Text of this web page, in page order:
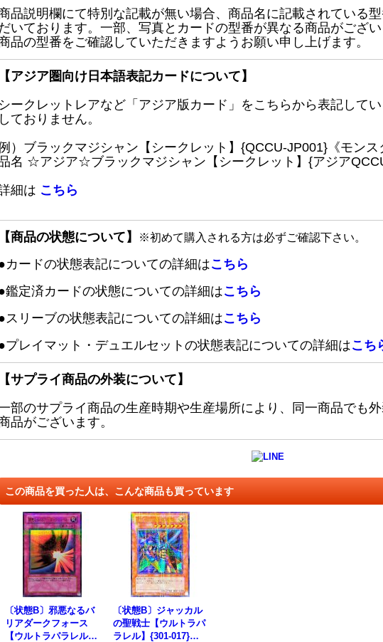
品説明欄にて特別な記載が無い場合、商品名に記載されている
いております。一部、写真とカードの型番が異なる商品がござ
品の型番をご確認していただきますようお願い申し上げます。
【アジア圏向け日本語表記カードについて】
シークレットレアなど「アジア版カード」をこちらから表記して
しておりません。
）ブラックマジシャン【シークレット】{QCCU-JP001}《モン
名 ☆アジア☆ブラックマジシャン【シークレット】{アジア
細は こちら
【商品の状態について】 ※初めて購入される方は必ずご確認下さい。
カードの状態表記についての詳細はこちら
鑑定済カードの状態についての詳細はこちら
スリーブの状態表記についての詳細はこちら
プレイマット・デュエルセットの状態表記についての詳細はこち
【サプライ商品の外装について】
部のサプライ商品の生産時期や生産場所により、同一商品でも
品がございます。
この商品を買った人は、こんな商品も買っています
〔状態B〕邪悪なるバ
リアダークフォース
【ウルトラパラレル】
〔状態B〕ジャッカル
の聖戦士【ウルトラパ
ラレル】{301-017}